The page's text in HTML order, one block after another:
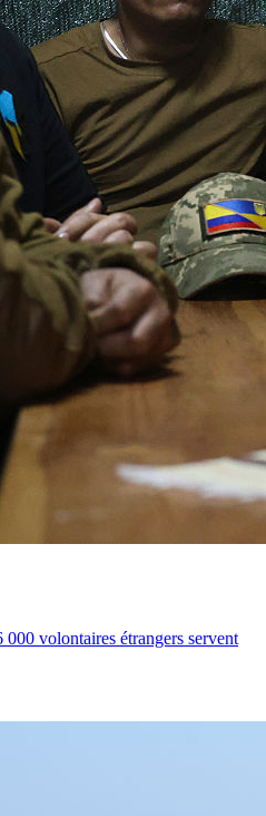
volontaires étrangers servent